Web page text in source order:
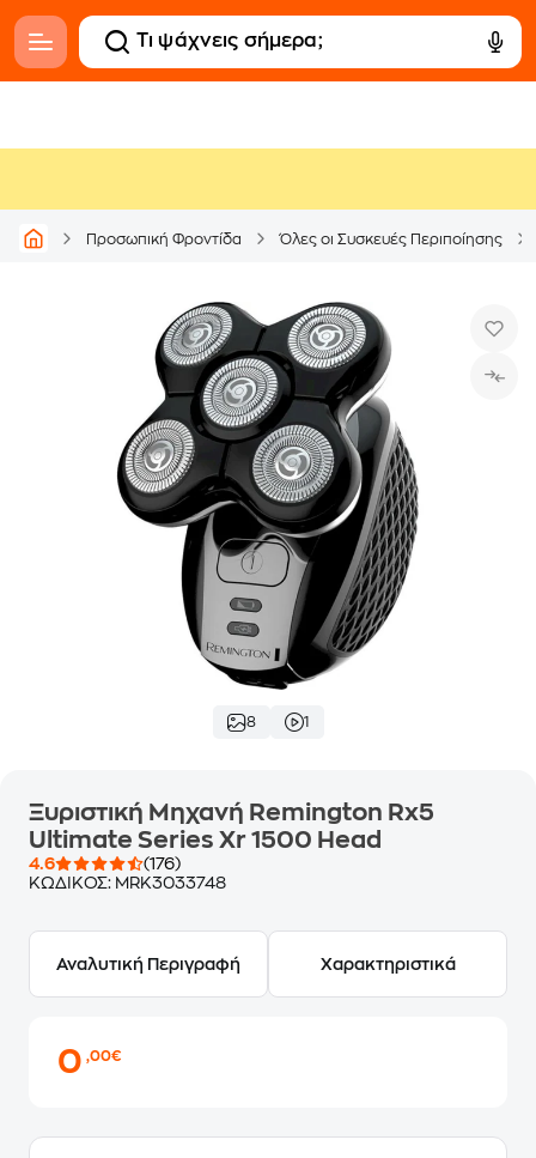
Προσωπική Φροντίδα Όλες οι Συσκευές Περιποίησης
8 1
Ξυριστική Μηχανή Remington Rx5
Ultimate Series Xr 1500 Head
4.6
(176)
ΚΩΔΙΚΟΣ: MRK3033748
Αναλυτική Περιγραφή Χαρακτηριστικά
0,00€